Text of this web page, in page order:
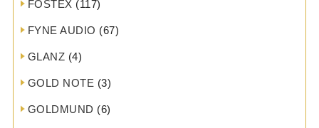
FOSTEX (117)
FYNE AUDIO (67)
GLANZ (4)
GOLD NOTE (3)
GOLDMUND (6)